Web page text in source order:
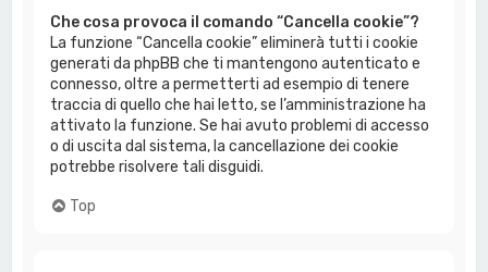
Che cosa provoca il comando “Cancella cookie”?
La funzione “Cancella cookie” eliminerà tutti i cookie
generati da phpBB che ti mantengono autenticato e
connesso, oltre a permetterti ad esempio di tenere
traccia di quello che hai letto, se l’amministrazione ha
attivato la funzione. Se hai avuto problemi di accesso
o di uscita dal sistema, la cancellazione dei cookie
potrebbe risolvere tali disguidi.
Top